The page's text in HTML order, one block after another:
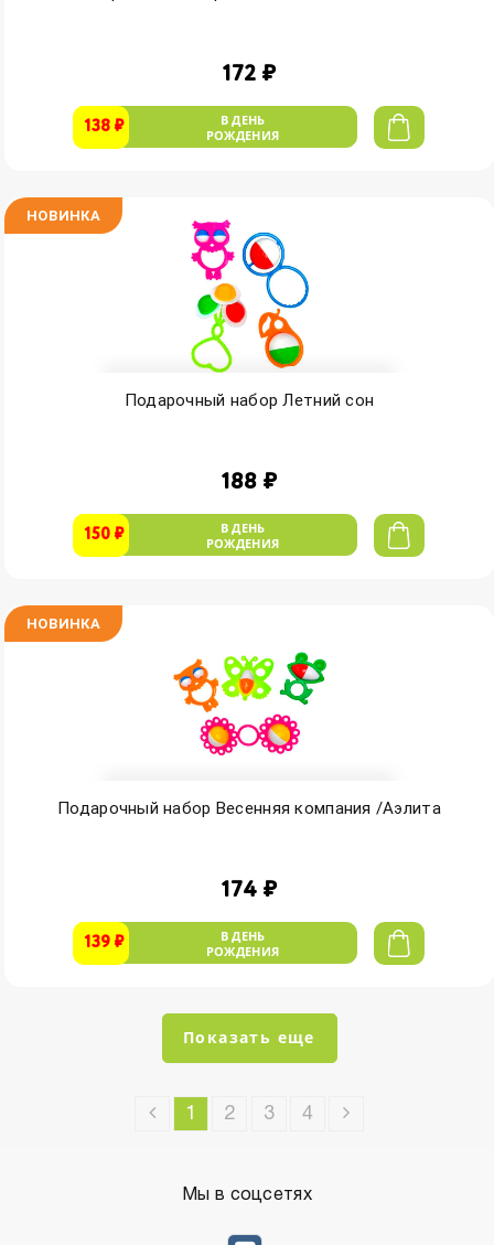
172 ₽
138 ₽
В ДЕНЬ
РОЖДЕНИЯ
НОВИНКА
Подарочный набор Летний сон
188 ₽
150 ₽
В ДЕНЬ
РОЖДЕНИЯ
НОВИНКА
Подарочный набор Весенняя компания /Аэлита
174 ₽
139 ₽
В ДЕНЬ
РОЖДЕНИЯ
Показать еще
1 2 3 4
Мы в соцсетях